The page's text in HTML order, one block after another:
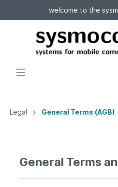
welcome to the
Legal General Terms (AGB)
General Terms